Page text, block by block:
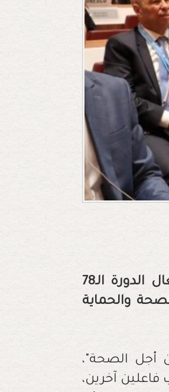
انطلقت يومه الاثنين 19 ماي، بقصر الأمم في جنيف، أشغال الدورة الـ78
والحماية
أجل الصحة"،
آخرين،